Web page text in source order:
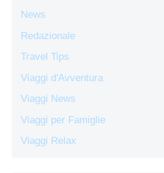
News
Redazionale
Travel Tips
Viaggi d'Avventura
Viaggi News
Viaggi per Famiglie
Viaggi Relax